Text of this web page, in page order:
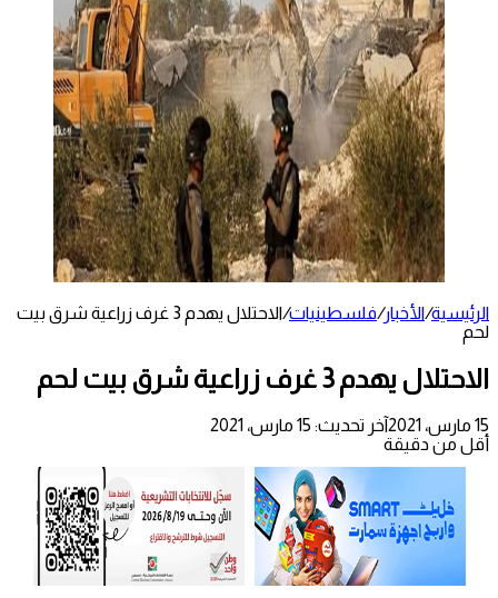
الرئيسية/الأخبار/فلسطينيات/
الاحتلال يهدم 3 غرف زراعية شرق بيت
لحم
الاحتلال يهدم 3 غرف زراعية شرق بيت لحم
15 مارس، 2021
آخر تحديث: 15 مارس، 2021
أقل من دقيقة